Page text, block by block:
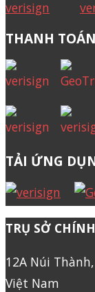
THANH TOÁN
TẢI ỨNG
TRỤ SỞ CHÍNH
12A Núi
Việt Nam